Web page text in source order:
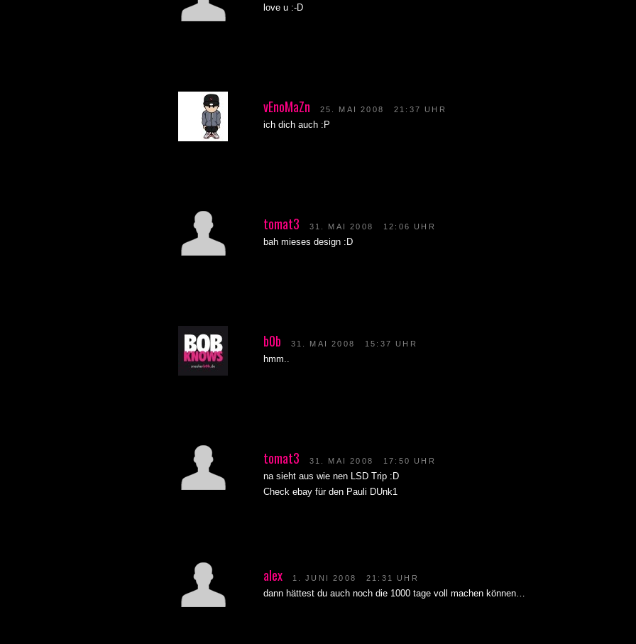
love u :-D
vEnoMaZn 25. MAI 2008 21:37 UHR
ich dich auch :P
tomat3 31. MAI 2008 12:06 UHR
bah mieses design :D
b0b 31. MAI 2008 15:37 UHR
hmm..
tomat3 31. MAI 2008 17:50 UHR
na sieht aus wie nen LSD Trip :D
Check ebay für den Pauli DUnk1
alex 1. JUNI 2008 21:31 UHR
dann hättest du auch noch die 1000 tage voll machen können…